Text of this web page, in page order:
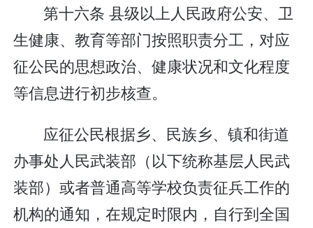
第十六条 县级以上人民政府公安、卫
生健康、教育等部门按照职责分工，对应
征公民的思想政治、健康状况和文化程度
等信息进行初步核查。
应征公民根据乡、民族乡、镇和街道
办事处人民武装部（以下统称基层人民武
装部）或者普通高等学校负责征兵工作的
机构的通知，在规定时限内，自行到全国